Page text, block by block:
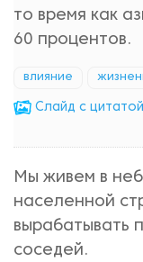
то время как
60 процентов.
влияние
Cлайд с цитатой
Мы живем в
населенной
вырабатывать
соседей.